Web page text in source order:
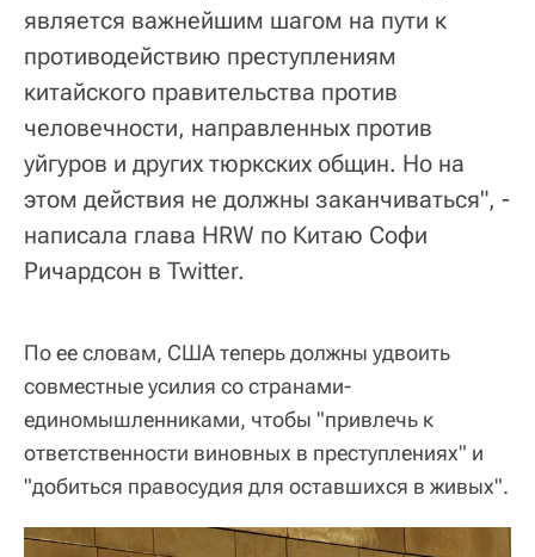
является важнейшим шагом на пути к
противодействию преступлениям
китайского правительства против
человечности, направленных против
уйгуров и других тюркских общин. Но на
этом действия не должны заканчиваться", -
написала глава HRW по Китаю Софи
Ричардсон в Twitter.
По ее словам, США теперь должны удвоить
совместные усилия со странами-
единомышленниками, чтобы "привлечь к
ответственности виновных в преступлениях" и
"добиться правосудия для оставшихся в живых".